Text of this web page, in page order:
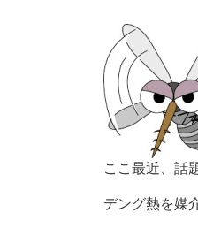
ここ最近、話
デング熱を媒